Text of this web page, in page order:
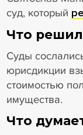
суд, который
Что
Суды
юрисдикции
стоимостью
имущества.
Что